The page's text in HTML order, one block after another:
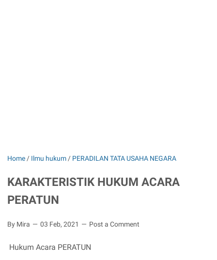
Home / Ilmu hukum / PERADILAN TATA USAHA NEGARA
KARAKTERISTIK HUKUM ACARA
PERATUN
By Mira 03 Feb, 2021 Post a Comment
Hukum Acara PERATUN